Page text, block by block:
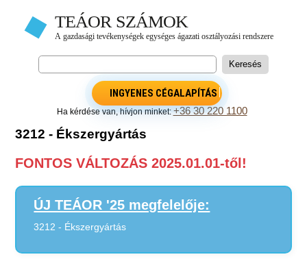
INGYENES CÉGALAPÍTÁS
Ha kérdése van, hívjon minket:+36 30 220 1100
3212 - Ékszergyártás
FONTOS VÁLTOZÁS 2025.01.01-től!
ÚJ TEÁOR '25 megfelelője:
3212 - Ékszergyártás